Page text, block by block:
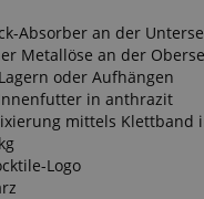
Absorber an der
Metallöse an der
oder Aufhängen
in anthrazit
mittels Klettband
Logo